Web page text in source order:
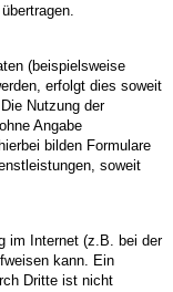
(beispielsweise
erfolgt dies soweit
Nutzung der
Angabe
bilden Formulare
soweit
im Internet (z.B. bei der
kann. Ein
Dritte ist nicht